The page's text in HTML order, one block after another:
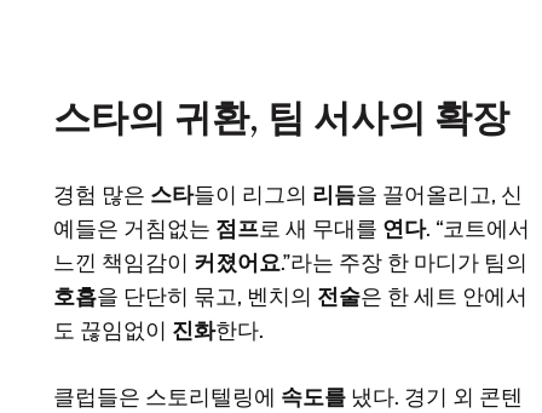
스타의 귀환, 팀 서사의 확장
경험 많은 스타들이 리그의 리듬을 끌어올리고, 신
예들은 거침없는 점프로 새 무대를 연다. “코트에서
느낀 책임감이 커졌어요.”라는 주장 한 마디가 팀의
호흡을 단단히 묶고, 벤치의 전술은 한 세트 안에서
도 끊임없이 진화한다.
클럽들은 스토리텔링에 속도를 냈다. 경기 외 콘텐